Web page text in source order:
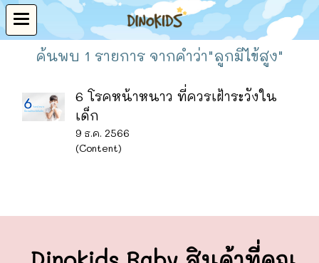
ค้นพบ 1 รายการ จากคำว่า"ลูกมีไข้สูง"
6 โรคหน้าหนาว ที่ควรเฝ้าระวังใน
เด็ก
9 ธ.ค. 2566
(Content)